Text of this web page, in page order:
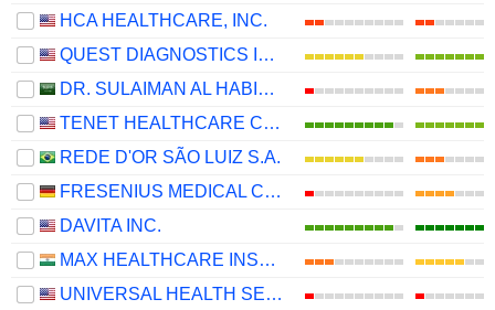
HCA HEALTHCARE, INC.
QUEST DIAGNOSTICS INCORPORATED
DR. SULAIMAN AL HABIB MEDICAL SERVICES GROUP COMPANY
TENET HEALTHCARE CORPORATION
REDE D'OR SÃO LUIZ S.A.
FRESENIUS MEDICAL CARE AG
DAVITA INC.
MAX HEALTHCARE INSTITUTE LIMITED
UNIVERSAL HEALTH SERVICES, INC.